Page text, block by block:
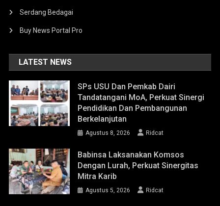
Serdang Bedagai
Buy News Portal Pro
LATEST NEWS
SPs USU Dan Pemkab Dairi
Tandatangani MoA, Perkuat Sinergi
Pendidikan Dan Pembangunan
Berkelanjutan
Agustus 8, 2026 Ridcat
Babinsa Laksanakan Komsos
Dengan Lurah, Perkuat Sinergitas
Mitra Karib
Agustus 5, 2026 Ridcat